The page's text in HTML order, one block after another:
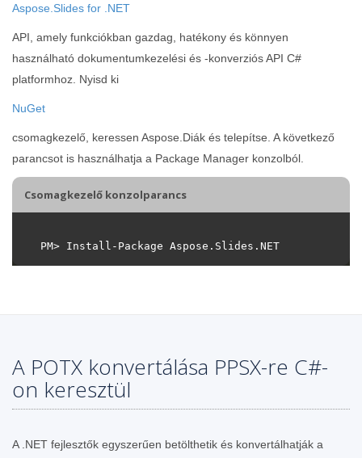
Aspose.Slides for .NET
API, amely funkciókban gazdag, hatékony és könnyen
használható dokumentumkezelési és -konverziós API C#
platformhoz. Nyisd ki
NuGet
csomagkezelő, keressen Aspose.Diák és telepítse. A következő
parancsot is használhatja a Package Manager konzolból.
Csomagkezelő konzolparancs
A POTX konvertálása PPSX-re C#-
on keresztül
A .NET fejlesztők egyszerűen betölthetik és konvertálhatják a